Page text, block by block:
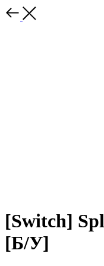
[Switch]
[Б/У]